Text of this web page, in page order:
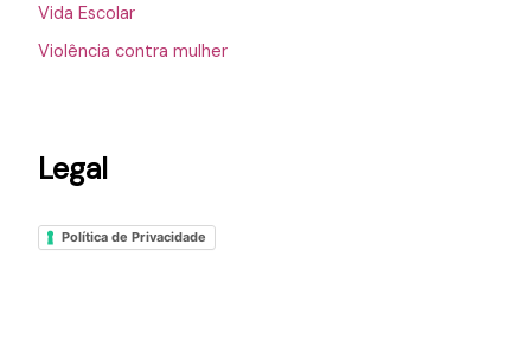
Vida Escolar
Violência contra mulher
Legal
Política de Privacidade